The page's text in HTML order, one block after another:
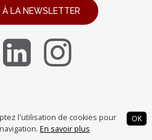
l'utilisation de cookies pour
En savoir plus
OK
À LA NEWSLETTER